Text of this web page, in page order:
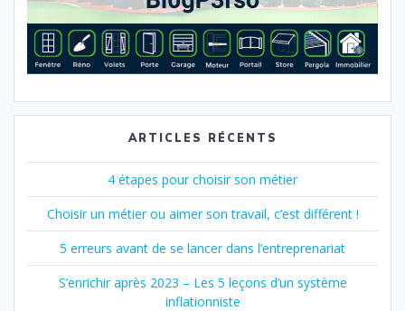
ARTICLES RÉCENTS
4 étapes pour choisir son métier
Choisir un métier ou aimer son travail, c’est différent !
5 erreurs avant de se lancer dans l’entreprenariat
S’enrichir après 2023 – Les 5 leçons d’un système
inflationniste